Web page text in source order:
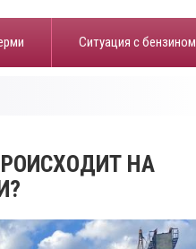
​Ситуация с бензином
НА